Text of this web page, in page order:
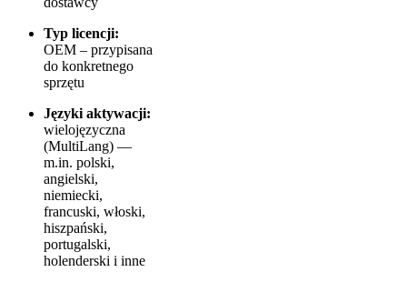
Typ licencji:
OEM – przypisana
do konkretnego
sprzętu
Języki aktywacji:
wielojęzyczna
(MultiLang) —
m.in. polski,
angielski,
niemiecki,
francuski, włoski,
hiszpański,
portugalski,
holenderski i inne